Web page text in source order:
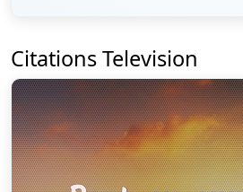
Citations Television